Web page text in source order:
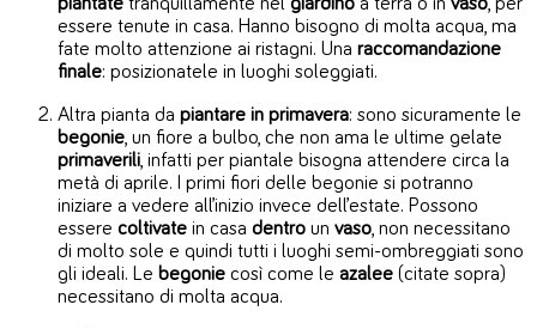
piantate tranquillamente nel giardino a terra o in vaso, per
essere tenute in casa. Hanno bisogno di molta acqua, ma
fate molto attenzione ai ristagni. Una raccomandazione
finale: posizionatele in luoghi soleggiati.
Altra pianta da piantare in primavera: sono sicuramente le
begonie, un fiore a bulbo, che non ama le ultime gelate
primaverili, infatti per piantale bisogna attendere circa la
metà di aprile. I primi fiori delle begonie si potranno
iniziare a vedere all’inizio invece dell’estate. Possono
essere coltivate in casa dentro un vaso, non necessitano
di molto sole e quindi tutti i luoghi semi-ombreggiati sono
gli ideali. Le begonie così come le azalee (citate sopra)
necessitano di molta acqua.